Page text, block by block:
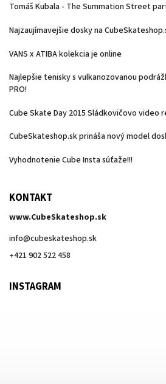
Tomáš Kubala - The Summation Street
Najzaujímavejšie dosky na
VANS x ATIBA kolekcia je online
Najlepšie tenisky s vulkanozovanou
PRO!
Cube Skate Day 2015 Sládkovičovo video
CubeSkateshop.sk prináša nový model
Vyhodnotenie Cube Insta súťaže!!!
KONTAKT
www.CubeSkateshop.sk
info@cubeskateshop.sk
+421 902 522 458
INSTAGRAM